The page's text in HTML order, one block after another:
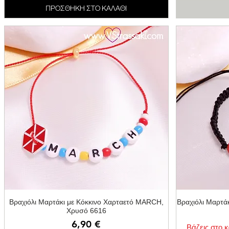
ΠΡΟΣΘΗΚΗ ΣΤΟ ΚΑΛΑΘΙ
Γρήγορη προβολή
Βραχιόλι Μαρτάκι με Κόκκινο Χαρταετό MARCH,
Χρυσό 6616
Τιμή
6,90 €
Βραχιόλι
Βάζεις στο